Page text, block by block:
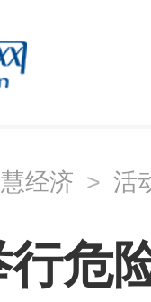
经济 > 活
危